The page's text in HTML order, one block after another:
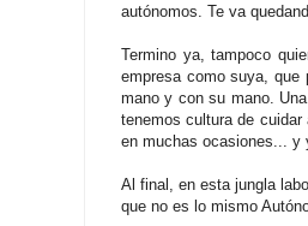
autónomos. Te va
Termino ya, tampoco
empresa como suya, que
mano y con su mano.
tenemos cultura de cuidar
en muchas ocasiones... y
Al final, en esta jungla
que no es lo mismo